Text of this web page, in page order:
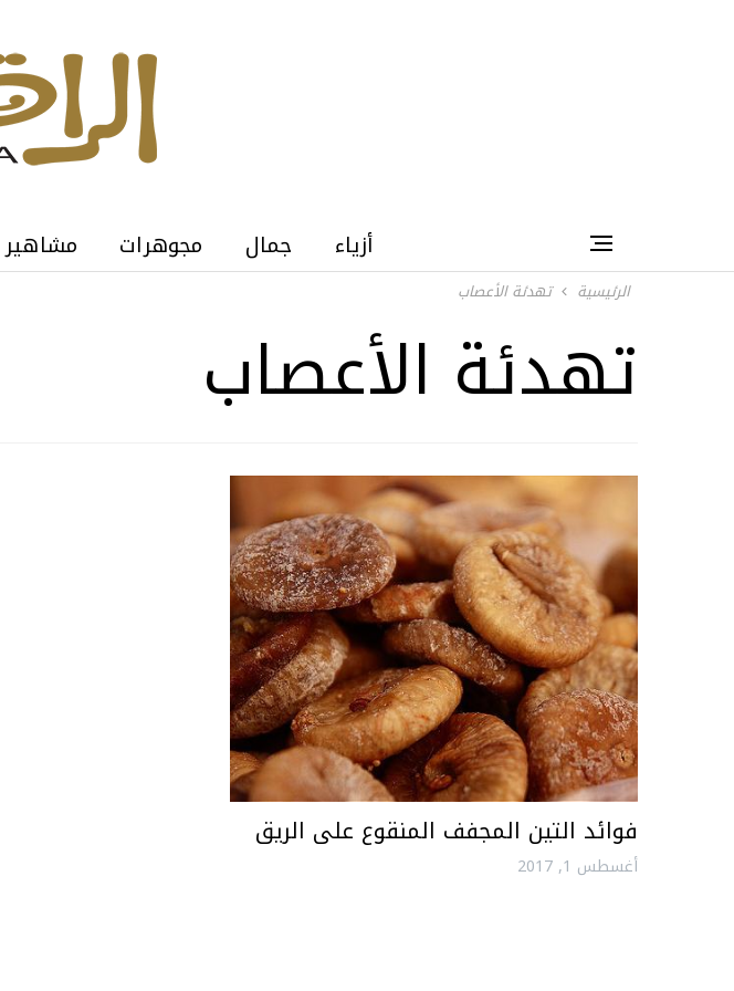
أزياء جمال مجوهرات مشاهير
الرئيسية تهدئة الأعصاب
تهدئة الأعصاب
فوائد التين المجفف المنقوع على الريق
أغسطس 1, 2017